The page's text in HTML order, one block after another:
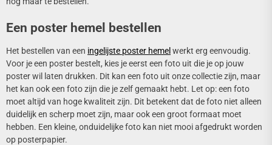
Een poster hemel bestellen
Het bestellen van een ingelijste poster hemel werkt erg eenvoudig.
Voor je een poster bestelt, kies je eerst een foto uit die je op jouw
poster wil laten drukken. Dit kan een foto uit onze collectie zijn, maar
het kan ook een foto zijn die je zelf gemaakt hebt. Let op: een foto
moet altijd van hoge kwaliteit zijn. Dit betekent dat de foto niet alleen
duidelijk en scherp moet zijn, maar ook een groot formaat moet
hebben. Een kleine, onduidelijke foto kan niet mooi afgedrukt worden
op posterpapier.